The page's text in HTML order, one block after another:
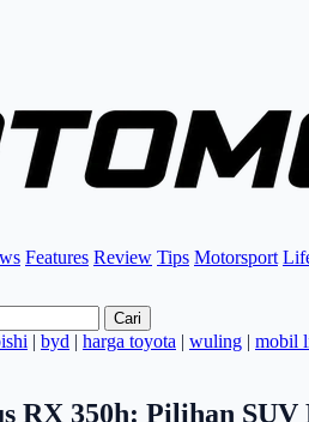
Features Review Tips Motorsport
Cari
| byd | harga toyota | wuling | mobil
RX 350h: Pilihan